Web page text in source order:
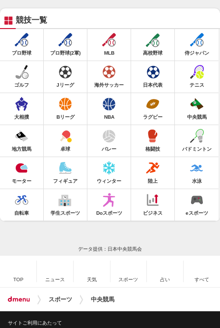
競技一覧
プロ野球 プロ野球(2軍) MLB 高校野球 侍ジャパン
ゴルフ Jリーグ 海外サッカー 日本代表 テニス
大相撲 Bリーグ NBA ラグビー 中央競馬
地方競馬 卓球 バレー 格闘技 バドミントン
モーター フィギュア ウィンター 陸上 水泳
自転車 学生スポーツ Doスポーツ ビジネス eスポーツ
データ提供：日本中央競馬会
TOP ニュース 天気 スポーツ 占い すべて
スポーツ 中央競馬
サイトご利用にあたって